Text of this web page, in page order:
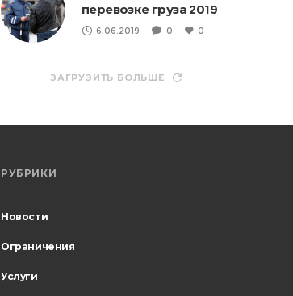
перевозке груза 2019
6.06.2019 0 0
ЗАГРУЗИТЬ БОЛЬШЕ
РУБРИКИ
Новости
Ограничения
Услуги